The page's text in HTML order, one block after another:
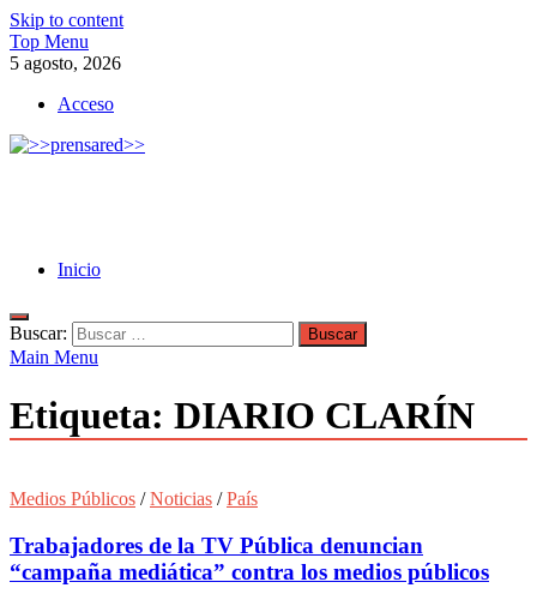
Skip to content
Top Menu
5 agosto, 2026
Acceso
Inicio
Buscar:
Main Menu
Etiqueta: DIARIO CLARÍN
Medios Públicos /Noticias /País
Trabajadores de la TV Pública denuncian
“campaña mediática” contra los medios públicos